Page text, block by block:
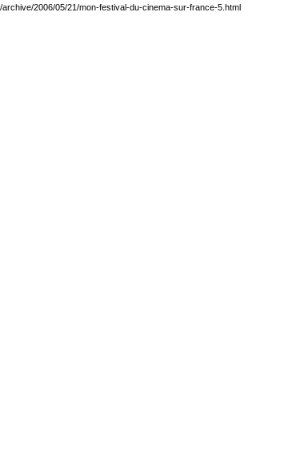
2006/05/21/mon-festival-du-cinema-sur-france-5.html